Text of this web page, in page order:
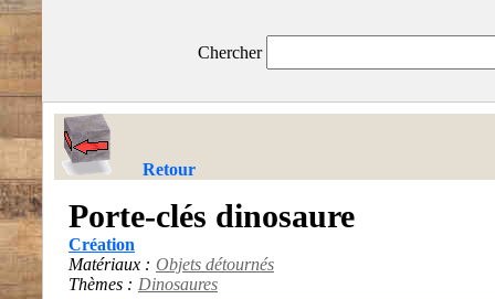
Chercher
Retour
Porte-clés dinosaure
Création
Matériaux : Objets détournés
Thèmes : Dinosaures